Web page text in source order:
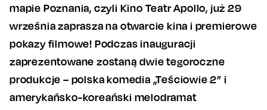
mapie Poznania, czyli Kino Teatr Apollo, już 29
września zaprasza na otwarcie kina i premierowe
pokazy filmowe! Podczas inauguracji
zaprezentowane zostaną dwie tegoroczne
produkcje – polska komedia „Teściowie 2” i
amerykańsko-koreański melodramat